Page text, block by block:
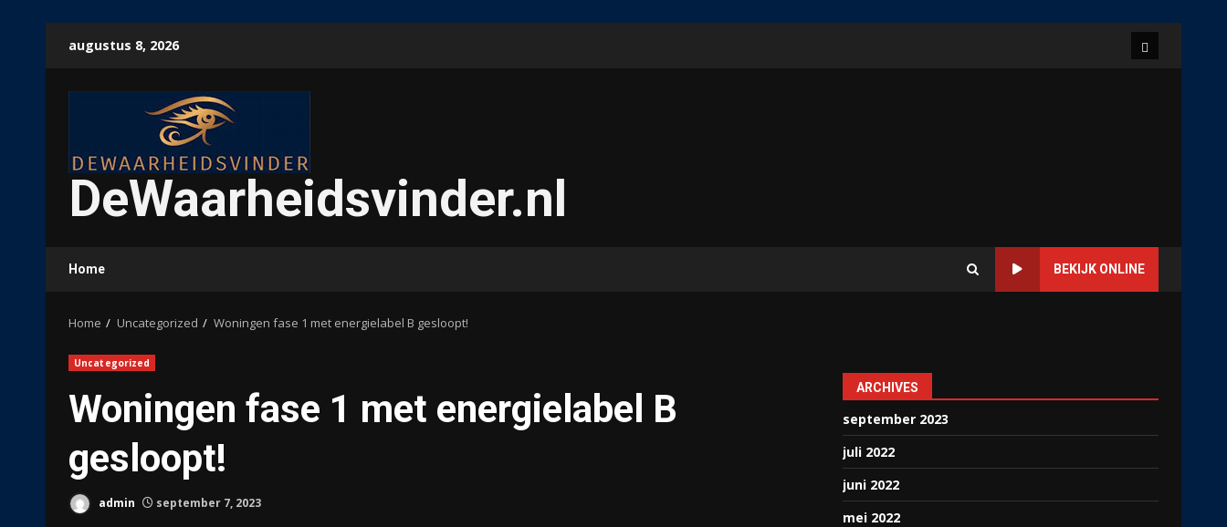
naaraugustus 8, 2026 Home
DeWaarheidsvinder.nl
Home BEKIJK ONLINE
Home Uncategorized Woningen fase 1 met energielabel B gesloopt!
Uncategorized
Woningen fase 1 met energielabel B
gesloopt!
admin september 7, 2023
ARCHIVES
september 2023
juli 2022
juni 2022
mei 2022